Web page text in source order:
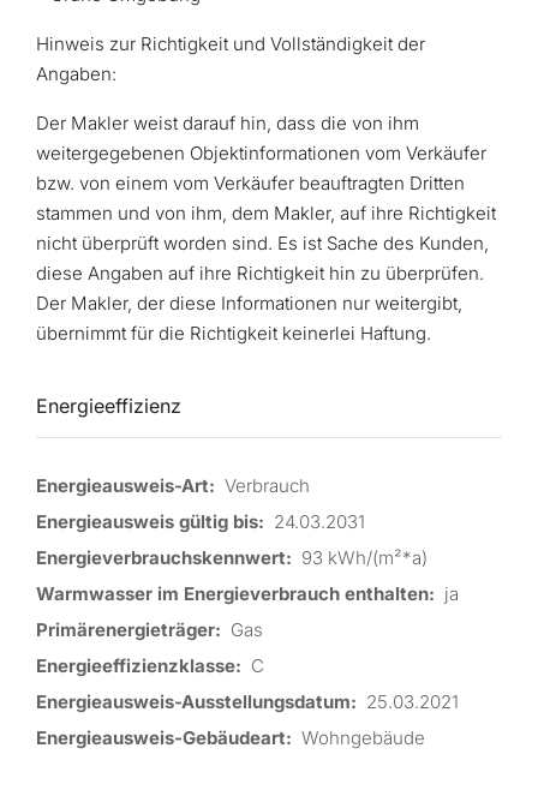
Hinweis zur Richtigkeit und Vollständigkeit der
Angaben:
Der Makler weist darauf hin, dass die von ihm
weitergegebenen Objektinformationen vom Verkäufer
bzw. von einem vom Verkäufer beauftragten Dritten
stammen und von ihm, dem Makler, auf ihre Richtigkeit
nicht überprüft worden sind. Es ist Sache des Kunden,
diese Angaben auf ihre Richtigkeit hin zu überprüfen.
Der Makler, der diese Informationen nur weitergibt,
übernimmt für die Richtigkeit keinerlei Haftung.
Energieeffizienz
Energieausweis-Art: Verbrauch
Energieausweis gültig bis: 24.03.2031
Energieverbrauchskennwert: 93 kWh/(m²*a)
Warmwasser im Energieverbrauch enthalten: ja
Primärenergieträger: Gas
Energieeffizienzklasse: C
Energieausweis-Ausstellungsdatum: 25.03.2021
Energieausweis-Gebäudeart: Wohngebäude